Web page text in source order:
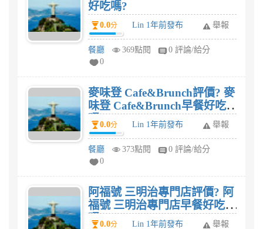
好吃嗎?
0.0分 Lin 1年前發布 舉報
餐廳 369點閱
0 評論/給分
0
麥味登 Cafe&Brunch評價? 麥
味登 Cafe&Brunch早餐好吃
嗎?0.0分 Lin 1年前發布 舉報
餐廳 373點閱
0 評論/給分
0
阿福號 三明治專門店評價? 阿
福號 三明治專門店早餐好吃
嗎?0.0分 Lin 1年前發布 舉報